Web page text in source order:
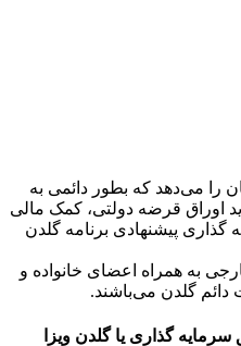
را می‌دهد که بطور دائمی به
اوراق قرضه دولتی، کمک مالی
پیشنهادی برنامه گلدن
به همراه اعضای خانواده و
دائم گلدن می‌باشند.
گذاری یا گلدن ویزا